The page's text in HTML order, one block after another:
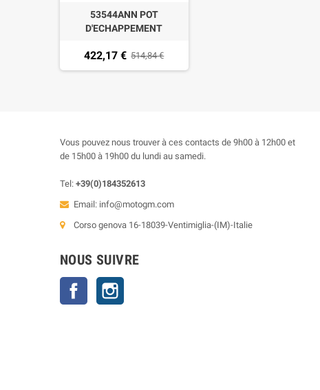
53544ANN POT
D'ECHAPPEMENT
dark pour Yamaha xmax
125 2021-2024
422,17 € 514,84 €
Vous pouvez nous trouver à ces contacts de 9h00 à 12h00 et
de 15h00 à 19h00 du lundi au samedi.
Tel: +39(0)184352613
Email: info@motogm.com
Corso genova 16-18039-Ventimiglia-(IM)-Italie
NOUS SUIVRE
Facebook